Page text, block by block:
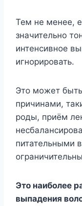
Тем не менее,
значительно
интенсивное
игнорировать.
Это может
причинами,
роды, приём
питательными
Это наиболее
выпадения